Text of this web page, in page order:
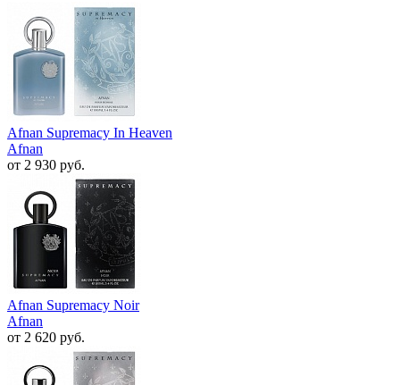
Afnan Supremacy In Heaven
Afnan
от 2 930 руб.
Afnan Supremacy Noir
Afnan
от 2 620 руб.